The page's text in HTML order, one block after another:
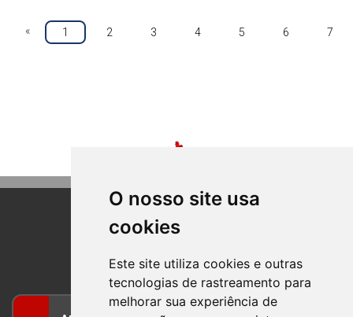
O nosso site usa
cookies
Este site utiliza cookies e outras
tecnologias de rastreamento para
melhorar sua experiência de
« 1 2 3 4 5 6 7
BOM PRINCIPIO
RIO GRANDE DO SUL